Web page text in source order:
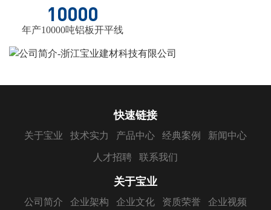
10000
年产10000吨铝板开平线
快速链接
关于宝业 技术实力 产品中心 经典案例 新闻中心
人才招聘 联系我们
关于宝业
公司简介 企业架构 企业文化 资质荣誉 企业视频